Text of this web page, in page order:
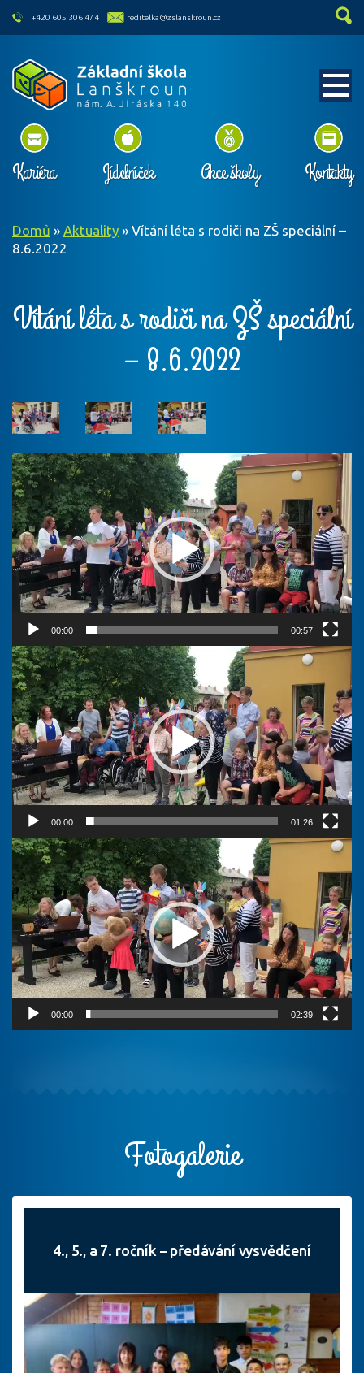
skip to main content
+420 605 306 474 reditelka@zslanskroun.cz
Kariéra Jídelníček Akce školy Kontakty
Domů » Aktuality » Vítání léta s rodiči na ZŠ speciální –
8.6.2022
Vítání léta s rodiči na ZŠ speciální
– 8.6.2022
Video
přehrávač
00:00 00:57
Video
přehrávač
00:00 01:26
Video
přehrávač
00:00 02:39
Fotogalerie
4., 5., a 7. ročník – předávání vysvědčení